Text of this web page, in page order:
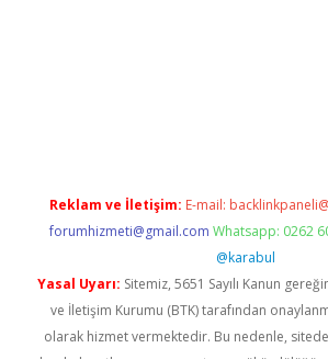
Reklam ve İletişim: E-mail:
forumhizmeti@gmail.com Whatsapp: 0262
@karabul
Yasal Uyarı: Sitemiz, 5651 Sayılı Kanun
ve İletişim Kurumu (BTK) tarafından
olarak hizmet vermektedir. Bu nedenle,